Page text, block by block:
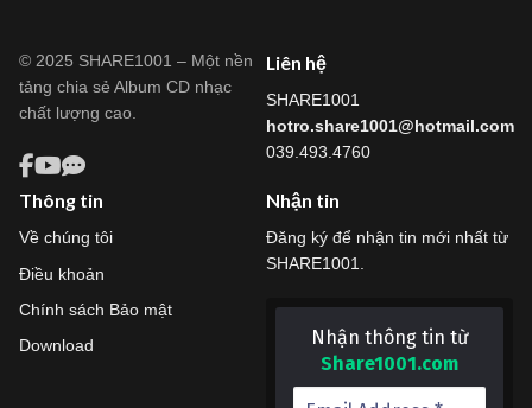
© 2025 SHARE1001 – Một nền
tảng chia sẻ Album CD nhạc
chất lượng cao.
Liên hệ
SHARE1001
hotro.share1001@hotmail.com
039.493.4760
Thông tin
Về chúng tôi
Điều khoản
Chính sách Bảo mật
Download
Nhận tin
Đăng ký để nhận tin mới nhất từ
SHARE1001.
Nhận thông tin từ
Share1001.com